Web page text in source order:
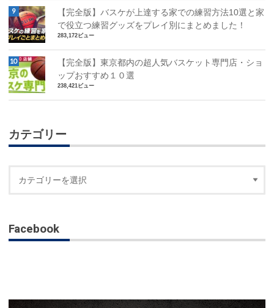
【完全版】バスケが上達する家での練習方法10選と家
で役立つ練習グッズをプレイ別にまとめました！
283,172ビュー
【完全版】東京都内の超人気バスケット専門店・ショ
ップおすすめ１０選
238,421ビュー
カテゴリー
Facebook